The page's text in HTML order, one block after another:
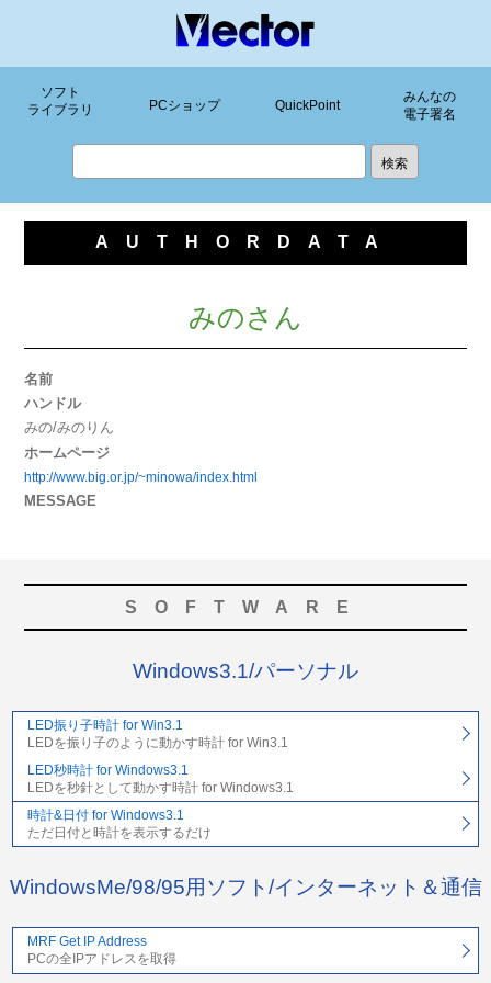
ソフト
ライブラリ
PCショップ QuickPoint
みんなの
電子署名
AUTHORDATA
みのさん
名前
ハンドル
みの/みのりん
ホームページ
http://www.big.or.jp/~minowa/index.html
MESSAGE
SOFTWARE
Windows3.1/パーソナル
LED振り子時計 for Win3.1
LEDを振り子のように動かす時計 for Win3.1
LED秒時計 for Windows3.1
LEDを秒針として動かす時計 for Windows3.1
時計&日付 for Windows3.1
ただ日付と時計を表示するだけ
WindowsMe/98/95用ソフト/インターネット＆通信
MRF Get IP Address
PCの全IPアドレスを取得